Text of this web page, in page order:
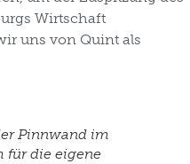
Wirtschaft
uns von Quint als
Pinnwand im
für die eigene